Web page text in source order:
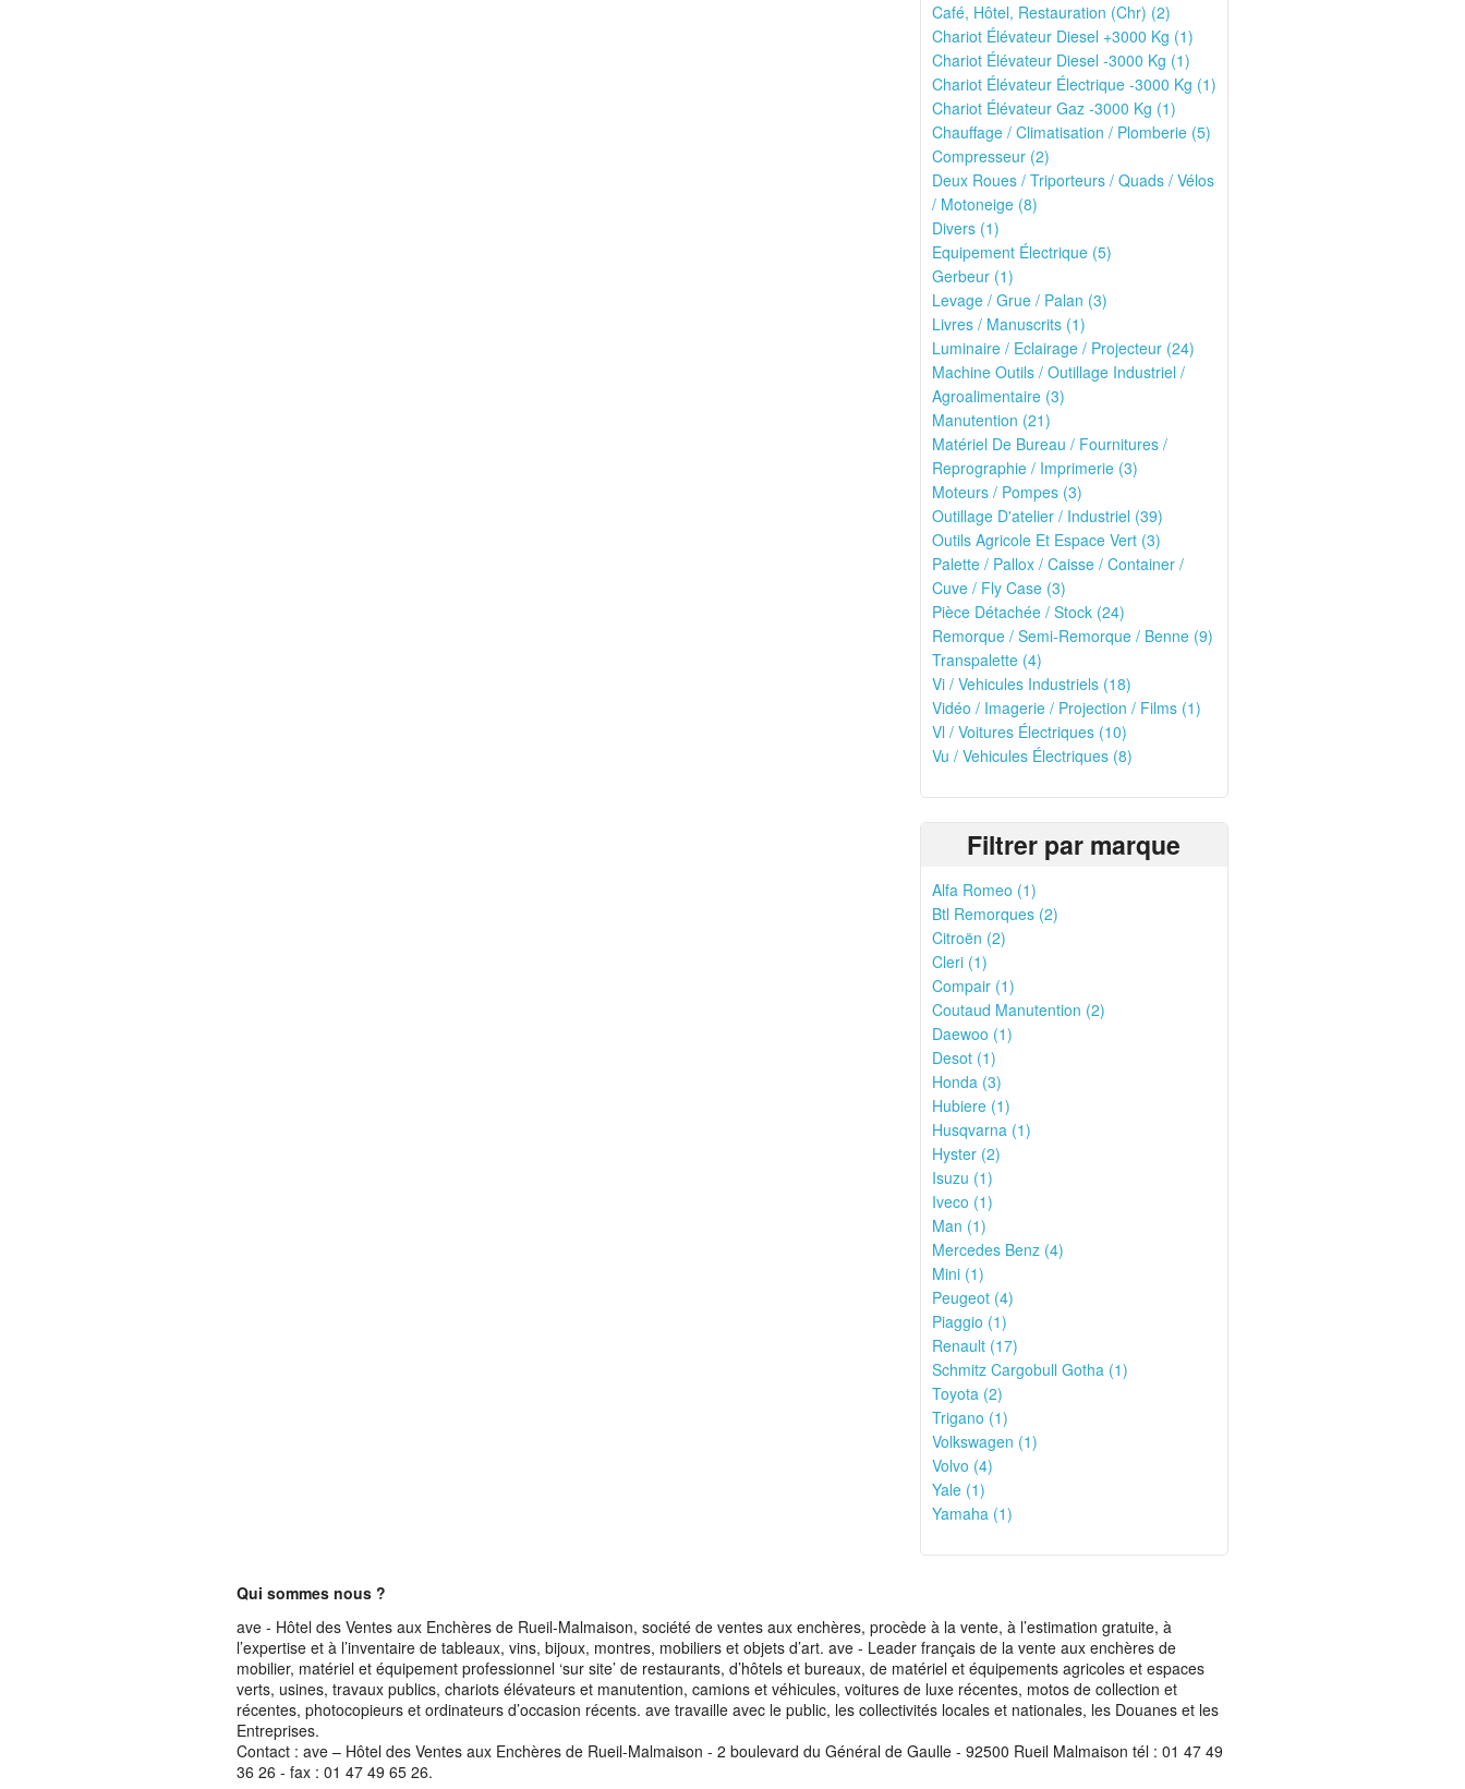
Café, Hôtel, Restauration (Chr) (2)
Chariot Élévateur Diesel +3000 Kg (1)
Chariot Élévateur Diesel -3000 Kg (1)
Chariot Élévateur Électrique -3000 Kg (1)
Chariot Élévateur Gaz -3000 Kg (1)
Chauffage / Climatisation / Plomberie (5)
Compresseur (2)
Deux Roues / Triporteurs / Quads / Vélos
/ Motoneige (8)
Divers (1)
Equipement Électrique (5)
Gerbeur (1)
Levage / Grue / Palan (3)
Livres / Manuscrits (1)
Luminaire / Eclairage / Projecteur (24)
Machine Outils / Outillage Industriel /
Agroalimentaire (3)
Manutention (21)
Matériel De Bureau / Fournitures /
Reprographie / Imprimerie (3)
Moteurs / Pompes (3)
Outillage D'atelier / Industriel (39)
Outils Agricole Et Espace Vert (3)
Palette / Pallox / Caisse / Container /
Cuve / Fly Case (3)
Pièce Détachée / Stock (24)
Remorque / Semi-Remorque / Benne (9)
Transpalette (4)
Vi / Vehicules Industriels (18)
Vidéo / Imagerie / Projection / Films (1)
Vl / Voitures Électriques (10)
Vu / Vehicules Électriques (8)
Filtrer par marque
Alfa Romeo (1)
Btl Remorques (2)
Citroën (2)
Cleri (1)
Compair (1)
Coutaud Manutention (2)
Daewoo (1)
Desot (1)
Honda (3)
Hubiere (1)
Husqvarna (1)
Hyster (2)
Isuzu (1)
Iveco (1)
Man (1)
Mercedes Benz (4)
Mini (1)
Peugeot (4)
Piaggio (1)
Renault (17)
Schmitz Cargobull Gotha (1)
Toyota (2)
Trigano (1)
Volkswagen (1)
Volvo (4)
Yale (1)
Yamaha (1)
Qui sommes nous ?
ave - Hôtel des Ventes aux Enchères de Rueil-Malmaison, société de ventes aux enchères, procède à la vente, à l’estimation gratuite, à
l’expertise et à l’inventaire de tableaux, vins, bijoux, montres, mobiliers et objets d’art. ave - Leader français de la vente aux enchères de
mobilier, matériel et équipement professionnel ‘sur site’ de restaurants, d’hôtels et bureaux, de matériel et équipements agricoles et espaces
verts, usines, travaux publics, chariots élévateurs et manutention, camions et véhicules, voitures de luxe récentes, motos de collection et
récentes, photocopieurs et ordinateurs d’occasion récents. ave travaille avec le public, les collectivités locales et nationales, les Douanes et les
Entreprises.
Contact : ave – Hôtel des Ventes aux Enchères de Rueil-Malmaison - 2 boulevard du Général de Gaulle - 92500 Rueil Malmaison tél : 01 47 49
36 26 - fax : 01 47 49 65 26.